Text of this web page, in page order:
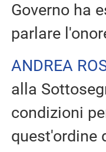
Governo ha
parlare
ANDREA
alla
condizioni
quest'ordine